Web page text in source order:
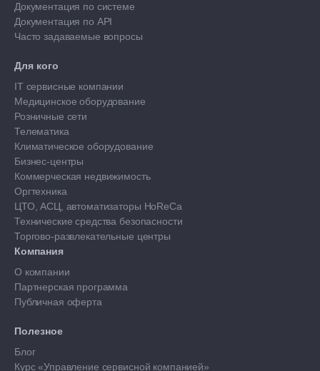
Документация по системе
Документация по API
Часто задаваемые вопросы
Для кого
IT сервисные компании
Медицинское оборудование
Розничные сети
Телематика
Климатическое оборудование
Бизнес-центры
Коммерческая недвижимость
Оргтехника
ЦТО, АСЦ, автоматизаторы HoReCa
Технические средства безопасности
Торгово-развлекательные центры
Компания
О компании
Партнерская программа
Публичная оферта
Полезное
Блог
Курс «Управление сервисной компанией»